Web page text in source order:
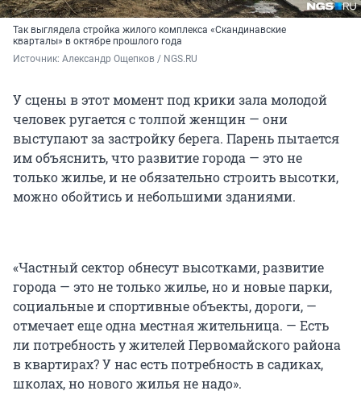
Так выглядела стройка жилого комплекса «Скандинавские
кварталы» в октябре прошлого года
Источник: Александр Ощепков / NGS.RU
У сцены в этот момент под крики зала молодой
человек ругается с толпой женщин — они
выступают за застройку берега. Парень пытается
им объяснить, что развитие города — это не
только жилье, и не обязательно строить высотки,
можно обойтись и небольшими зданиями.
«Частный сектор обнесут высотками, развитие
города — это не только жилье, но и новые парки,
социальные и спортивные объекты, дороги, —
отмечает еще одна местная жительница. — Есть
ли потребность у жителей Первомайского района
в квартирах? У нас есть потребность в садиках,
школах, но нового жилья не надо».